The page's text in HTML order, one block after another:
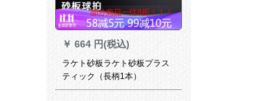
￥ 664 円(税込)
ラケト砂板ラケト砂板プラス
ティック（長柄1本）